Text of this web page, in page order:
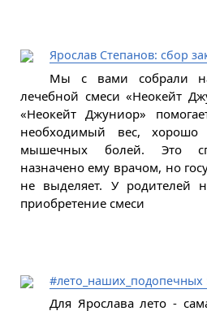
Ярослав Степанов: сбор
Мы с вами собрали
лечебной смеси «Неокейт
«Неокейт Джуниор»
необходимый вес, хорошо
мышечных болей. Это
назначено ему врачом, но
не выделяет. У родителей
приобретение смеси
#лето_наших_подопечных
Для Ярослава лето -